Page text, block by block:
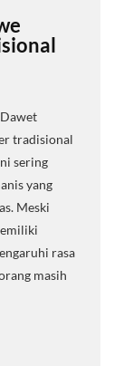
tradisional
sering
yang
Meski
rasa
masih